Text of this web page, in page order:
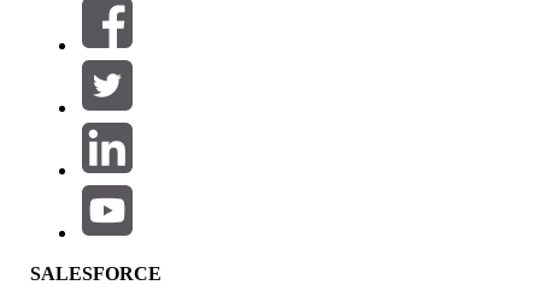
Filtrar por (0)
SELECIONAR FILTROS
Área de produtos
Impacto do recurso
SALESFORCE